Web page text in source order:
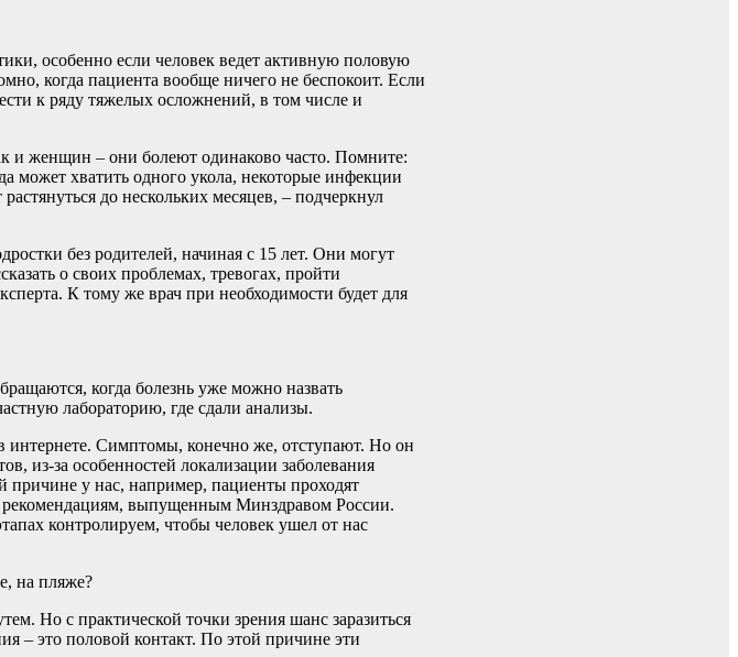
особенно если человек ведет активную половую
когда пациента вообще ничего не беспокоит. Если
к ряду тяжелых осложнений, в том числе и
и женщин – они болеют одинаково часто. Помните:
может хватить одного укола, некоторые инфекции
до нескольких месяцев, – подчеркнул
без родителей, начиная с 15 лет. Они могут
о своих проблемах, тревогах, пройти
К тому же врач при необходимости будет для
когда болезнь уже можно назвать
лабораторию, где сдали анализы.
в интернете. Симптомы, конечно же, отступают. Но он
из-за особенностей локализации заболевания
причине у нас, например, пациенты проходят
рекомендациям, выпущенным Минздравом России.
контролируем, чтобы человек ушел от нас
на пляже?
Но с практической точки зрения шанс заразиться
– это половой контакт. По этой причине эти